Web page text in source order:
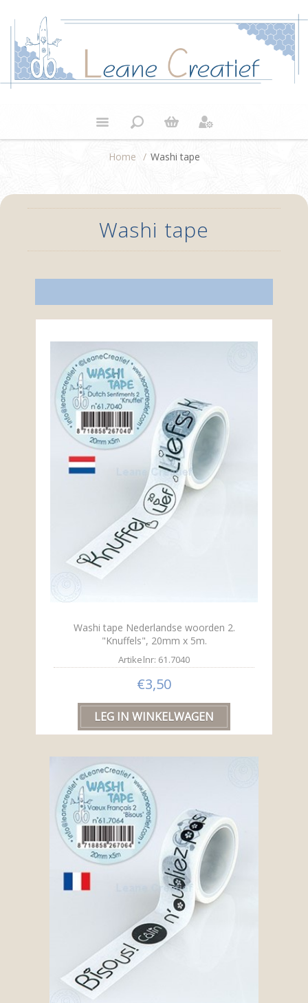
Home / Washi tape
Washi tape
Washi tape Nederlandse woorden 2.
"Knuffels", 20mm x 5m.
Artikelnr: 61.7040
€3,50